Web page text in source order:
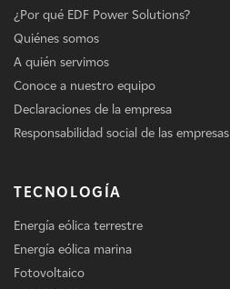
¿Por qué EDF Power Solutions?
Quiénes somos
A quién servimos
Conoce a nuestro equipo
Declaraciones de la empresa
Responsabilidad social de las empresas
TECNOLOGÍA
Energía eólica terrestre
Energía eólica marina
Fotovoltaico